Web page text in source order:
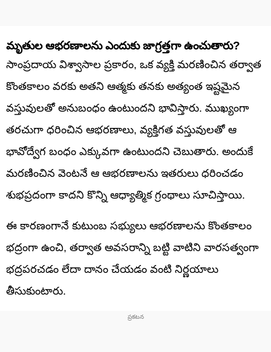
మృతుల ఆభరణాలను ఎందుకు జాగ్రత్తగా ఉంచుతారు?
సాంప్రదాయ విశ్వాసాల ప్రకారం, ఒక వ్యక్తి మరణించిన తర్వాత
కొంతకాలం వరకు అతని ఆత్మకు తనకు అత్యంత ఇష్టమైన
వస్తువులతో అనుబంధం ఉంటుందని భావిస్తారు. ముఖ్యంగా
తరచుగా ధరించిన ఆభరణాలు, వ్యక్తిగత వస్తువులతో ఆ
భావోద్వేగ బంధం ఎక్కువగా ఉంటుందని చెబుతారు. అందుకే
మరణించిన వెంటనే ఆ ఆభరణాలను ఇతరులు ధరించడం
శుభప్రదంగా కాదని కొన్ని ఆధ్యాత్మిక గ్రంథాలు సూచిస్తాయి.
ఈ కారణంగానే కుటుంబ సభ్యులు ఆభరణాలను కొంతకాలం
భద్రంగా ఉంచి, తర్వాత అవసరాన్ని బట్టి వాటిని వారసత్వంగా
భద్రపరచడం లేదా దానం చేయడం వంటి నిర్ణయాలు
తీసుకుంటారు.